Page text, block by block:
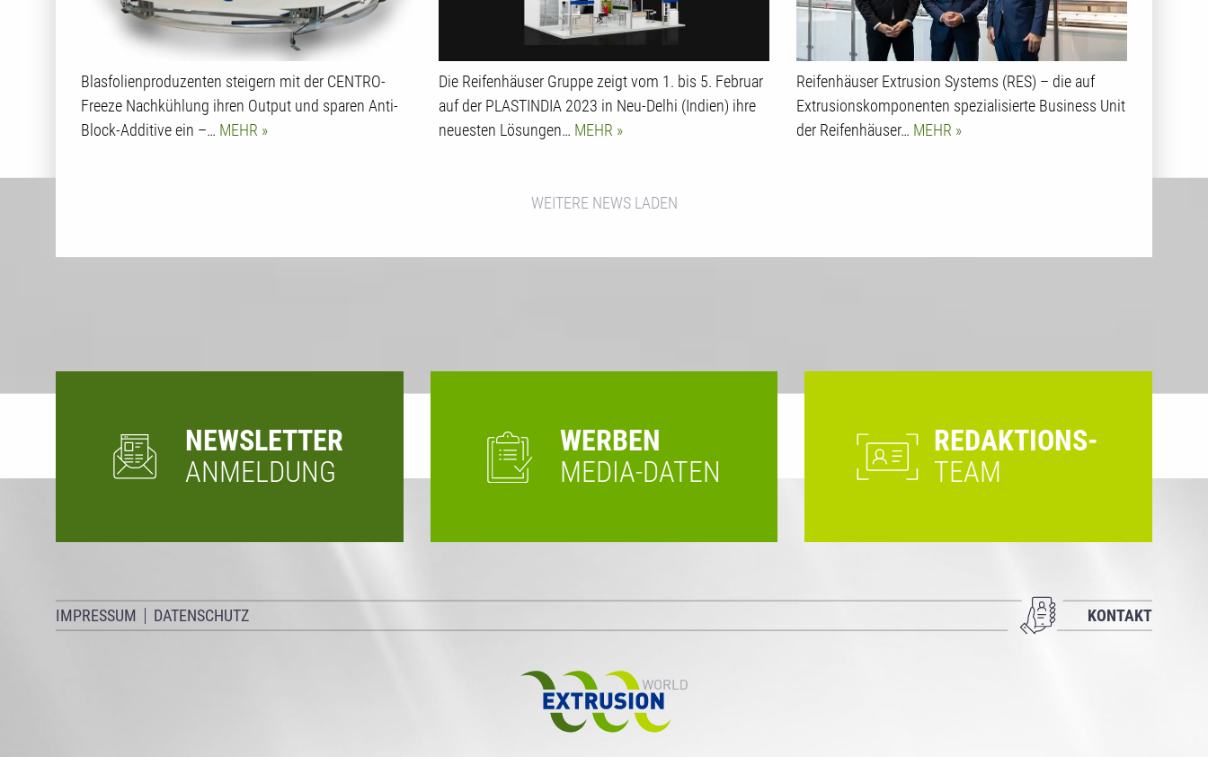
Blasfolienproduzenten steigern mit der CENTRO-
Freeze Nachkühlung ihren Output und sparen Anti-
Block-Additive ein –… MEHR
Die Reifenhäuser Gruppe zeigt vom 1. bis 5. Februar
auf der PLASTINDIA 2023 in Neu-Delhi (Indien) ihre
neuesten Lösungen… MEHR
Reifenhäuser Extrusion Systems (RES) – die auf
Extrusionskomponenten spezialisierte Business Unit
der Reifenhäuser… MEHR
WEITERE NEWS LADEN
NEWSLETTER
ANMELDUNG
WERBEN
MEDIA-DATEN
REDAKTIONS-
TEAM
IMPRESSUM DATENSCHUTZ KONTAKT